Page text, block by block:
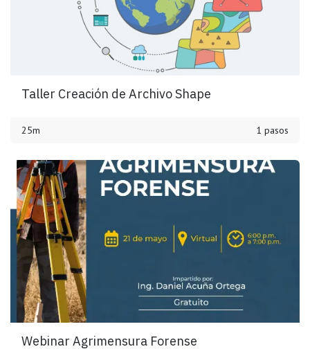
Taller Creación de Archivo Shape
25m 1 pasos
Webinar Agrimensura Forense